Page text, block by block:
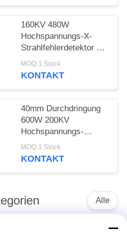
160KV 480W
Hochspannungs-X-
Strahlfehlerdetektor mit
22mm Durchdringung
MOQ:1 Stück
KONTAKT
40mm Durchdringung
600W 200KV
Hochspannungs-
Röntgen-Fehlerdetektor
MOQ:1 Stück
KONTAKT
Alle